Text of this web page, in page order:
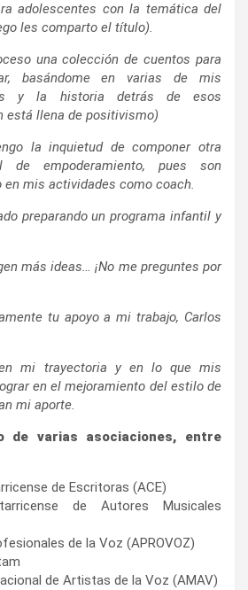
adolescentes con la temática del
les comparto el título).
una colección de cuentos para
basándome en varias de mis
y la historia detrás de esos
está llena de positivismo)
la inquietud de componer otra
de empoderamiento, pues son
mis actividades como coach.
preparando un programa infantil y
más ideas… ¡No me preguntes por
tu apoyo a mi trabajo, Carlos
mi trayectoria y en lo que mis
en el mejoramiento del estilo de
mi aporte.
de varias asociaciones, entre
de Escritoras (ACE)
de Autores Musicales
de la Voz (APROVOZ)
de Artistas de la Voz (AMAV)